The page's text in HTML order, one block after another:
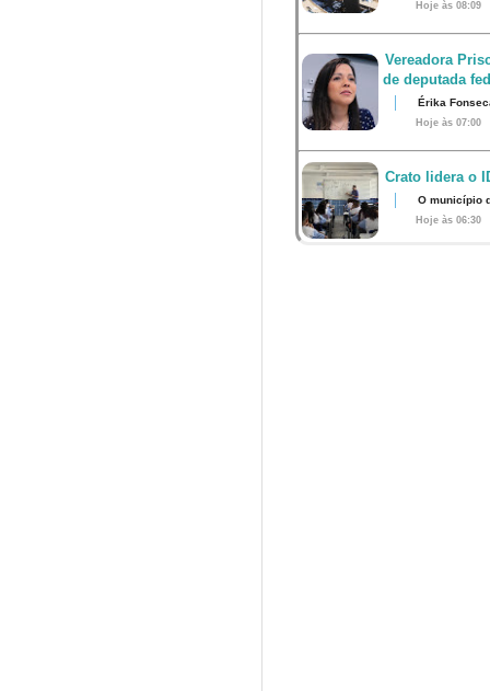
Hoje às 08:09
Vereadora
de deputada
Érika
Hoje às 07:00
Crato lidera o
O município
Hoje às 06:30